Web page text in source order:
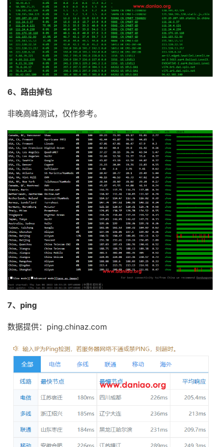
6
154.54. 3.214 12.42 ms  AS174 United
7
154.54. 31.89 19.74 ms  AS174  cogentco.
8
154.54. 42.97 30.10 ms  AS174 United States
9
154.54. 44.141 45.57 ms  AS174 United
10
154.54. 43.10 45.83 ms  AS174 United States
11
38.88. 224.162 53.96 ms  AS174 United States,
12
223.120 6.69 54.48 ms  AS58453 United States
14
*
Traceroute to China, Beijing CM (TCP Mode, Max 30
traceroute to
211.136 .25.153 (211.136 25.153), 30
1
*
2
76.8.24.21 0.36 ms  AS64262 United States,
3
209.133. 66.96 1.00 ms  AS6461 United States,
4
64.125.28.85 2.00 ms  AS6461 United States,
5
64.125.28.124 30.19 ms  http: 403
  http
: 403
6
*
7
*
8
*
9
223.120.6.217 46.05 ms  http: 403
  http
: 403
10
11
*
12
*
14
111.24
16
211.136.66.229 218.45
18
211.136.95.226 221.26 ms  http : 403
  http
19
*
20
*
21
211.136.25.153 220.58 ms  http: 403
  http
: 403
6、路由掉包
非晚高峰测试，仅作参考。
7、ping
数据提供：ping.chinaz.com